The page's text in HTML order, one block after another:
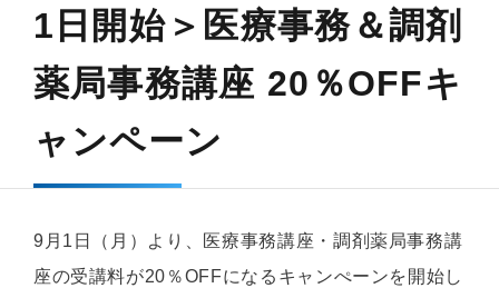
1日開始＞医療事務＆調剤
薬局事務講座 20％OFFキ
ャンペーン
9月1日（月）より、医療事務講座・調剤薬局事務講
座の受講料が20％OFFになるキャンぺーンを開始し